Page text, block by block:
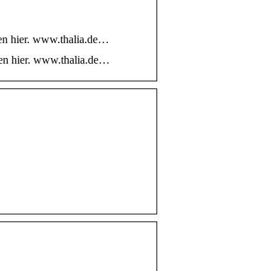
hier. www.thalia.de…
hier. www.thalia.de…